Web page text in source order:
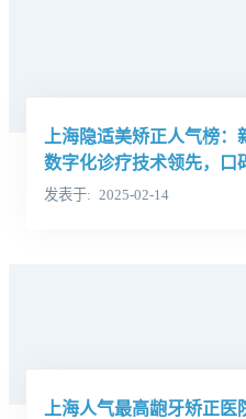
上海隐适美矫正人气榜：
数字化诊疗技术领先，口
发表于 2025-02-14
上海人气最高龅牙矫正